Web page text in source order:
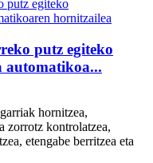
putz egiteko
automatikoa...
hornitzea,
zorrotz kontrolatzea,
etengabe berritzea eta